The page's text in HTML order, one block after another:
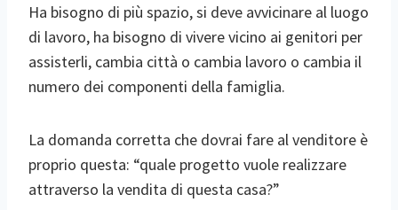
Ha bisogno di più spazio, si deve avvicinare al luogo
di lavoro, ha bisogno di vivere vicino ai genitori per
assisterli, cambia città o cambia lavoro o cambia il
numero dei componenti della famiglia.
La domanda corretta che dovrai fare al venditore è
proprio questa: “quale progetto vuole realizzare
attraverso la vendita di questa casa?”